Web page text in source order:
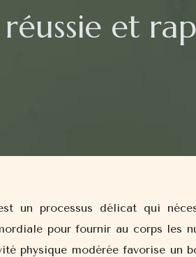
et
pour fournir au corps les
physique modérée favorise un